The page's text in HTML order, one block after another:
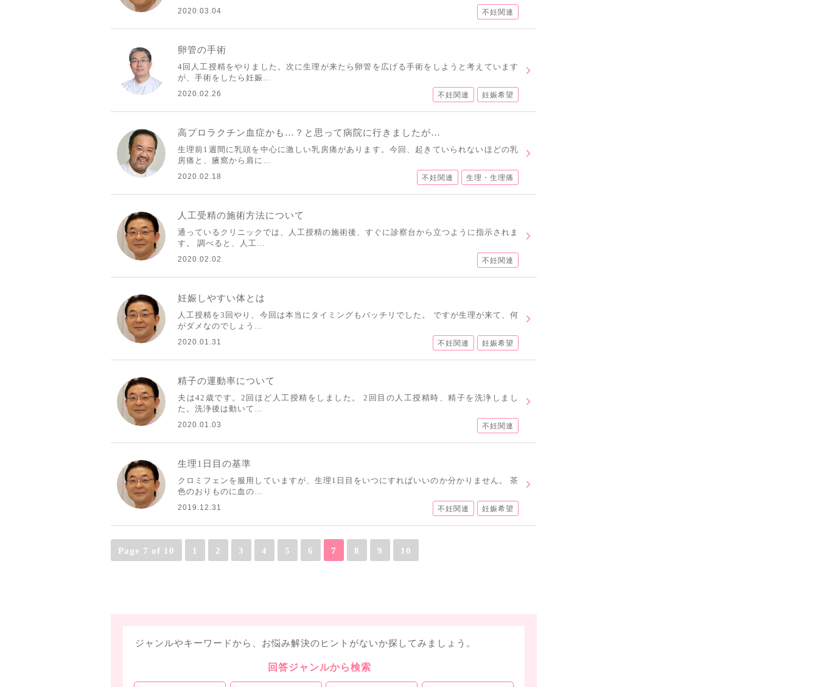
2020.03.04 不妊関連
卵管の手術
4回人工授精をやりました。次に生理が来たら卵管を広げる手術をしようと考えています
が、手術をしたら妊娠…
2020.02.26 不妊関連 妊娠希望
高プロラクチン血症かも…？と思って病院に行きましたが…
生理前1週間に乳頭を中心に激しい乳房痛があります。今回、起きていられないほどの乳
房痛と、腋窩から肩に…
2020.02.18 不妊関連 生理・生理痛
人工受精の施術方法について
通っているクリニックでは、人工授精の施術後、すぐに診察台から立つように指示されま
す。 調べると、人工…
2020.02.02 不妊関連
妊娠しやすい体とは
人工授精を3回やり、今回は本当にタイミングもバッチリでした。 ですが生理が来て、何
がダメなのでしょう…
2020.01.31 不妊関連 妊娠希望
精子の運動率について
夫は42歳です。2回ほど人工授精をしました。 2回目の人工授精時、精子を洗浄しまし
た。洗浄後は動いて…
2020.01.03 不妊関連
生理1日目の基準
クロミフェンを服用していますが、生理1日目をいつにすればいいのか分かりません。 茶
色のおりものに血の…
2019.12.31 不妊関連 妊娠希望
Page 7 of 10 1 2 3 4 5 6 7 8 9 10
ジャンルやキーワードから、お悩み解決のヒントがないか探してみましょう。
回答ジャンルから検索